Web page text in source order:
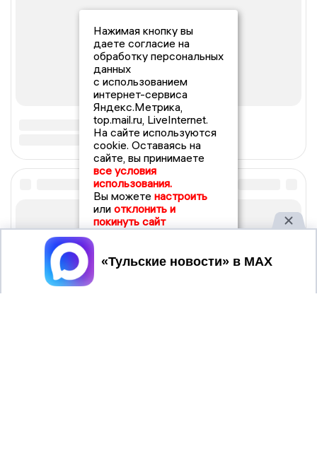
Нажимая кнопку вы
даете согласие на
обработку персональных
данных
с использованием
интернет-сервиса
Яндекс.Метрика,
top.mail.ru, LiveInternet.
На сайте используются
cookie. Оставаясь на
сайте, вы принимаете
все условия
использования.
Вы можете настроить
или отклонить и
покинуть сайт
Принять